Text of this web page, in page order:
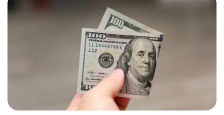
Жителя Костанайской области осудили за
установку Sim-Box
0 25